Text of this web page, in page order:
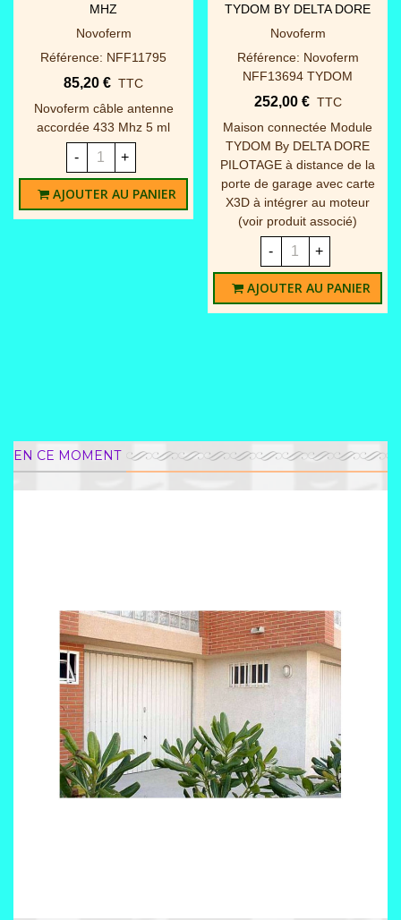
MHZ
Novoferm
Référence: NFF11795
85,20 € TTC
Novoferm câble antenne
accordée 433 Mhz 5 ml
- +
AJOUTER AU PANIER
TYDOM BY DELTA DORE
Novoferm
Référence: Novoferm
NFF13694 TYDOM
252,00 € TTC
Maison connectée Module
TYDOM By DELTA DORE
PILOTAGE à distance de la
porte de garage avec carte
X3D à intégrer au moteur
(voir produit associé)
- +
AJOUTER AU PANIER
EN CE MOMENT